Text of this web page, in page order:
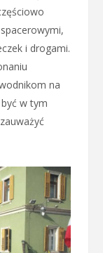
i drogami.
na
być w tym